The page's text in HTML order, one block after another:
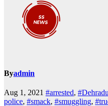
Byadmin
Aug 1, 2021 #arrested,
police, #smack, #smuggling,